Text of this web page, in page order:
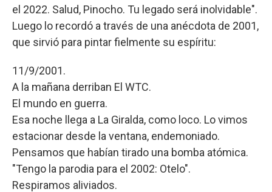
el 2022. Salud, Pinocho. Tu legado será inolvidable".
Luego lo recordó a través de una anécdota de 2001,
que sirvió para pintar fielmente su espíritu:
11/9/2001.
A la mañana derriban El WTC.
El mundo en guerra.
Esa noche llega a La Giralda, como loco. Lo vimos
estacionar desde la ventana, endemoniado.
Pensamos que habían tirado una bomba atómica.
"Tengo la parodia para el 2002: Otelo".
Respiramos aliviados.